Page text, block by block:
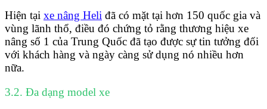
Hiện tại xe nâng Heli đã có mặt tại hơn 150 quốc gia và
vùng lãnh thổ, điều đó chứng tỏ rằng thương hiệu xe
nâng số 1 của Trung Quốc đã tạo được sự tin tưởng đối
với khách hàng và ngày càng sử dụng nó nhiều hơn
nữa.
3.2. Đa dạng model xe